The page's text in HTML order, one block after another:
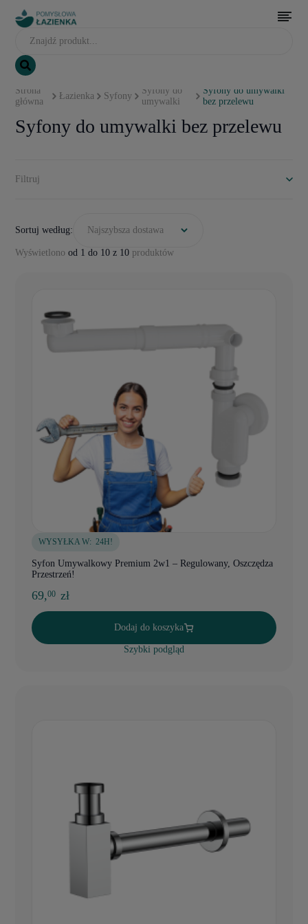
Strona
główna
Łazienka Syfony
Syfony do
umywalki
Syfony do umywalki
bez przelewu
Syfony do umywalki bez przelewu
Filtruj
Wyświetlono od 1 do 10 z 10 produktów
Sortuj według: Najszybsza dostawa
WYSYŁKA W: 24H!
Syfon Umywalkowy Premium 2w1 – Regulowany, Oszczędza
Przestrzeń!
69,00 zł
Dodaj do koszyka
Szybki podgląd